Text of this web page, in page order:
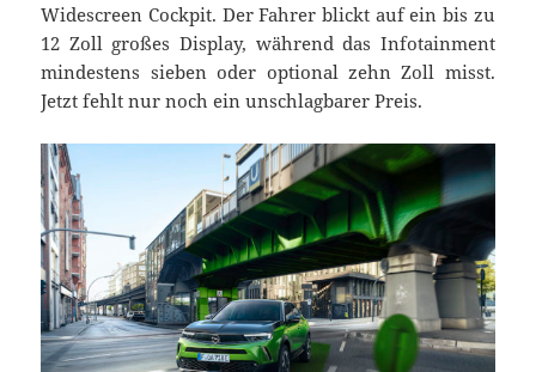
Widescreen Cockpit. Der Fahrer blickt auf ein bis zu
12 Zoll großes Display, während das Infotainment
mindestens sieben oder optional zehn Zoll misst.
Jetzt fehlt nur noch ein unschlagbarer Preis.